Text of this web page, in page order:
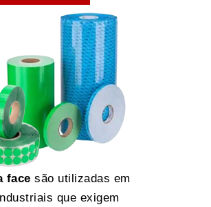
face são utilizadas em
que exigem